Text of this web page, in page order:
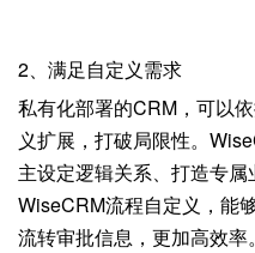
2、满足自定义需求
私有化部署的CRM，可以
义扩展，打破局限性。
主设定逻辑关系、打造专属
WiseCRM流程自定义，能
流转审批信息，更加高效